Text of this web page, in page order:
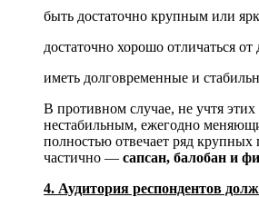
быть достаточно крупным или
достаточно хорошо отличаться
иметь долговременные и
В противном случае, не учтя
нестабильным, ежегодно
полностью отвечает ряд
частично — сапсан, балобан и
4. Аудитория респондентов